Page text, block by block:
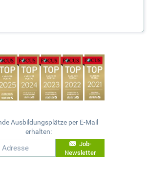
Ausbildungsplätze per E-Mail
erhalten:
Job-
Newsletter